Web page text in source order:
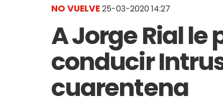
NO VUELVE25-03-2020 14:27
A Jorge Rial
conducir
cuarentena